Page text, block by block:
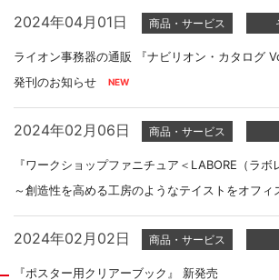
2024年04月01日 商品・サービス
ライオン事務器の通販 『ナビリオン・カタログ
発刊のお知らせ
2024年02月06日 商品・サービス
『ワークショップファニチュア＜LABORE（ラボ
～創造性を高める工房のようなテイストをオフィ
2024年02月02日 商品・サービス
『ポスター用クリアーブック』 新発売